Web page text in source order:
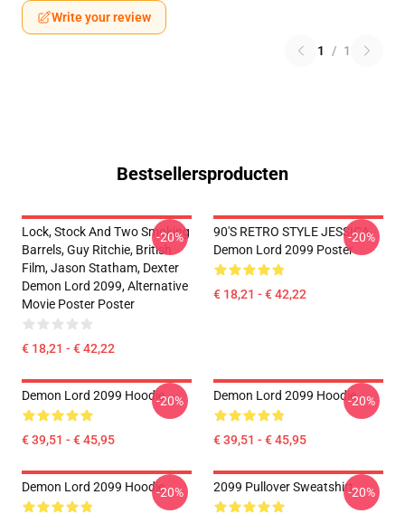
Write your review
1 / 1
Bestsellersproducten
Lock, Stock And Two Smoking
Barrels, Guy Ritchie, British
Film, Jason Statham, Dexter
Demon Lord 2099, Alternative
Movie Poster Poster
€ 18,21 - € 42,22
-20%
90'S RETRO STYLE JESSICA
Demon Lord 2099 Poster
€ 18,21 - € 42,22
-20%
Demon Lord 2099 Hoodie
€ 39,51 - € 45,95
-20% Demon Lord 2099 Hoodie
€ 39,51 - € 45,95
-20%
Demon Lord 2099 Hoodie-20% 2099 Pullover Sweatshirt-20%